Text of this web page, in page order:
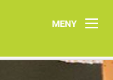
MENY
Aktuellt